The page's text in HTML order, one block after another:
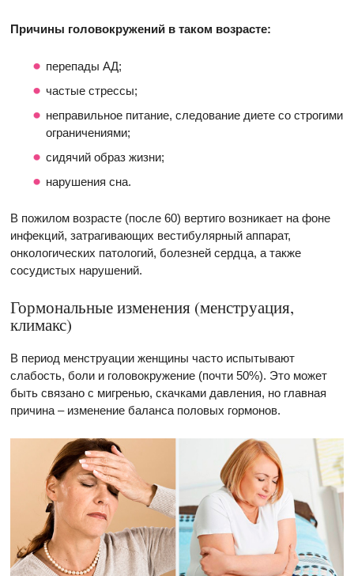
Причины головокружений в таком возрасте:
перепады АД;
частые стрессы;
неправильное питание, следование диете со строгими
ограничениями;
сидячий образ жизни;
нарушения сна.
В пожилом возрасте (после 60) вертиго возникает на фоне
инфекций, затрагивающих вестибулярный аппарат,
онкологических патологий, болезней сердца, а также
сосудистых нарушений.
Гормональные изменения (менструация,
климакс)
В период менструации женщины часто испытывают
слабость, боли и головокружение (почти 50%). Это может
быть связано с мигренью, скачками давления, но главная
причина – изменение баланса половых гормонов.